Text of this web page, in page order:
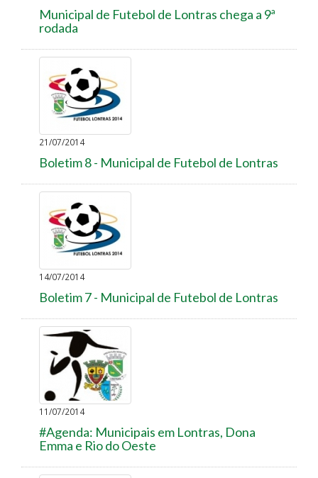
Municipal de Futebol de Lontras chega a 9ª
rodada
21/07/2014
Boletim 8 - Municipal de Futebol de Lontras
14/07/2014
Boletim 7 - Municipal de Futebol de Lontras
11/07/2014
#Agenda: Municipais em Lontras, Dona
Emma e Rio do Oeste